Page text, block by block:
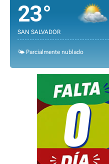
23°
SAN SALVADOR
🌤️ Parcialmente nublado
0